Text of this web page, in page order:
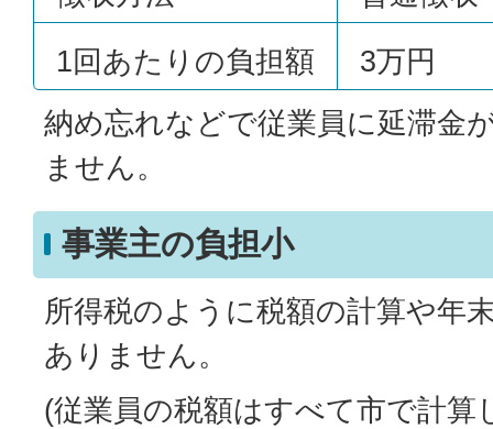
1回あたりの負担額
3万円
納め忘れなどで従業員に延滞金
ません。
事業主の負担小
所得税のように税額の計算や年
ありません。
(従業員の税額はすべて市で計算